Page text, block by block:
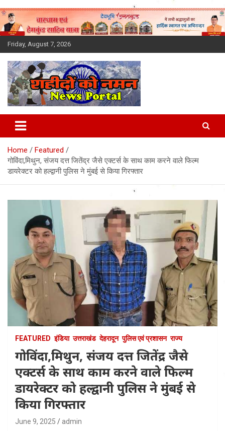
Skip
to
content
Friday, August 7, 2026
Latest News Today, Breaking
News, Uttarakhand News in
Hindi
Home
Featured
गोविंदा,मिथुन, संजय दत्त जितेंद्र जैसे एक्टर्स के साथ काम करने वाले फिल्म
डायरेक्टर को हल्द्वानी पुलिस ने मुंबई से किया गिरफ्तार
FEATURED इंडिया उत्तराखंड देहरादून पुलिस एवं प्रशासन राज्य
गोविंदा,मिथुन, संजय दत्त जितेंद्र जैसे
एक्टर्स के साथ काम करने वाले फिल्म
डायरेक्टर को हल्द्वानी पुलिस ने मुंबई से
किया गिरफ्तार
June 9, 2025 admin